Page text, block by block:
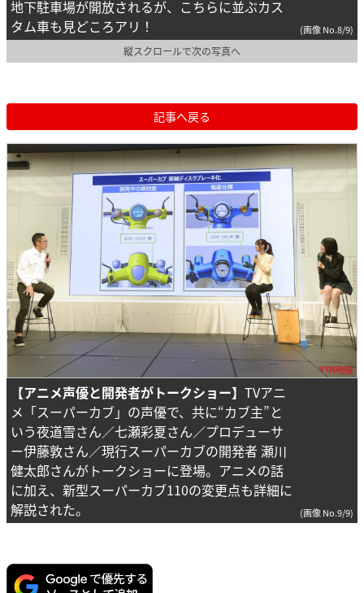
地下駐車場が開放されるが、こちらに並ぶカス
タム車も見どころアリ！
(画像 No.8/9)
縦スクロールで次の写真へ
記事へ戻る
【アニメ声優と開発者がトークショー】 TVアニ
メ「スーパーカブ」の声優で、共に“カブ主”と
いう夜道雪さん／七瀬彩夏さん／プロデューサ
ー伊藤敦さん／現行スーパーカブの開発者 瀬川
健太郎さんがトークショーに登場。アニメの話
に加え、新型スーパーカブ110の変更点も詳細に
解説された。
(画像 No.9/9)